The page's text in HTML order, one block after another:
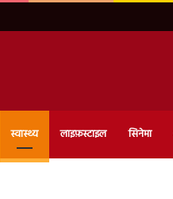
स्वास्थ्य लाइफ़स्टाइल सिनेमा